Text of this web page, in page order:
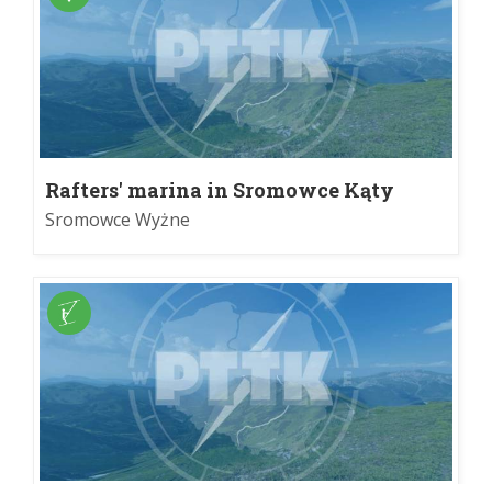
Rafters' marina in Sromowce Kąty
Sromowce Wyżne